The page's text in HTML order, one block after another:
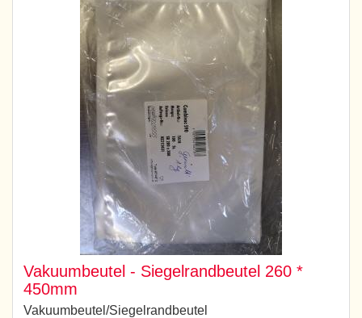
Vakuumbeutel - Siegelrandbeutel 260 *
450mm
Vakuumbeutel/Siegelrandbeutel